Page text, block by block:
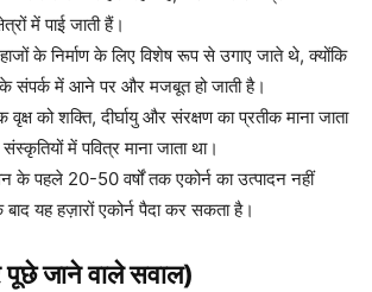
में पाई जाती हैं।
के निर्माण के लिए विशेष रूप से उगाए जाते थे, क्योंकि
संपर्क में आने पर और मजबूत हो जाती है।
को शक्ति, दीर्घायु और संरक्षण का प्रतीक माना जाता
में पवित्र माना जाता था।
के पहले 20-50 वर्षों तक एकोर्न का उत्पादन नहीं
यह हज़ारों एकोर्न पैदा कर सकता है।
जाने वाले सवाल)